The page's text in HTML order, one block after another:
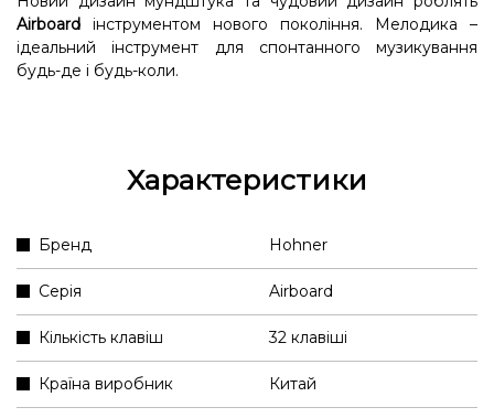
Airboard інструментом нового покоління. Мелодика –
ідеальний інструмент для спонтанного музикування
будь-де і будь-коли.
Характеристики
Бренд Hohner
Серія Airboard
Кількість клавіш 32 клавіші
Країна виробник Китай